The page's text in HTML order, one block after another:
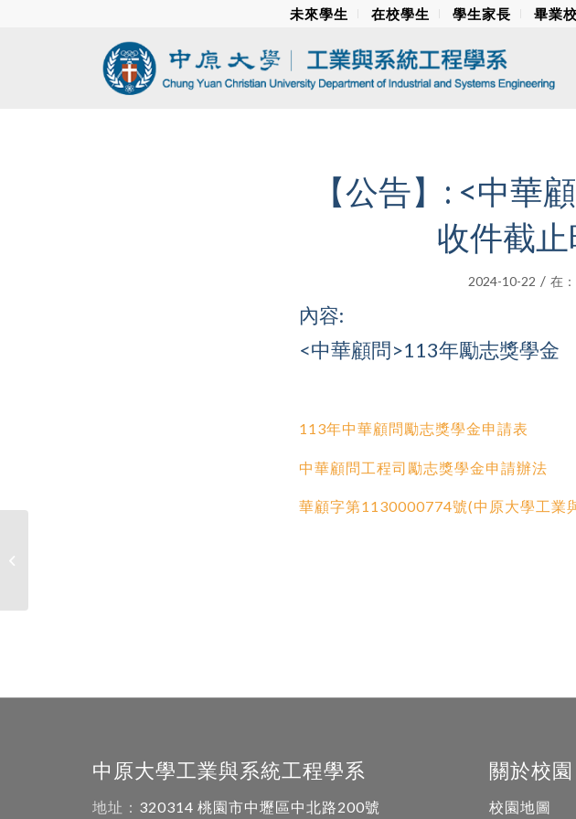
未來學生 在校學生 學生家長 畢業
【公告】: <中華
收件截
2024-10-22 / 在：
內容:
<中華顧問>113年勵志獎學金
113年中華顧問勵志獎學金申請表
中華顧問工程司勵志獎學金申請辦法
華顧字第1130000774號(中原大學工業
中原大學工業與系統工程學系
地址： 320314 桃園市中壢區中北路200號
關於校園
校園地圖